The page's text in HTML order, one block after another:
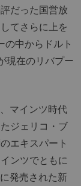
だった国営放
てさらに上を
中からドルト
現在のリバプー
マインツ時代
ジェリコ・ブ
エキスパート
ンツでともに
発売された新